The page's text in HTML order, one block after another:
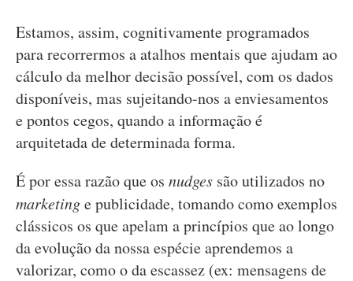
Estamos, assim, cognitivamente programados
para recorrermos a atalhos mentais que ajudam ao
cálculo da melhor decisão possível, com os dados
disponíveis, mas sujeitando-nos a enviesamentos
e pontos cegos, quando a informação é
arquitetada de determinada forma.
É por essa razão que os nudges são utilizados no
marketinge publicidade, tomando como exemplos
clássicos os que apelam a princípios que ao longo
da evolução da nossa espécie aprendemos a
valorizar, como o da escassez (ex: mensagens de